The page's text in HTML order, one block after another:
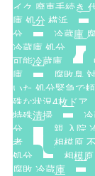
イク 廃車手続き
庫 処分 横浜
分
冷蔵庫
冷蔵庫 処分
可能冷蔵庫
庫
腐敗臭
いた 処分緊急で
殊な状況4枚ドア
特殊清掃
分
親 入院
者
相模原
処分
相模
腐敗 冷蔵庫